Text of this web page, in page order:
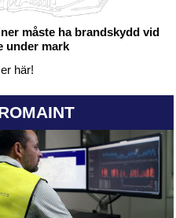
måste ha brandskydd vid
under mark
här!